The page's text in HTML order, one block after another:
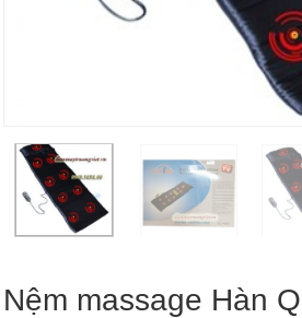
Nệm massage Hàn